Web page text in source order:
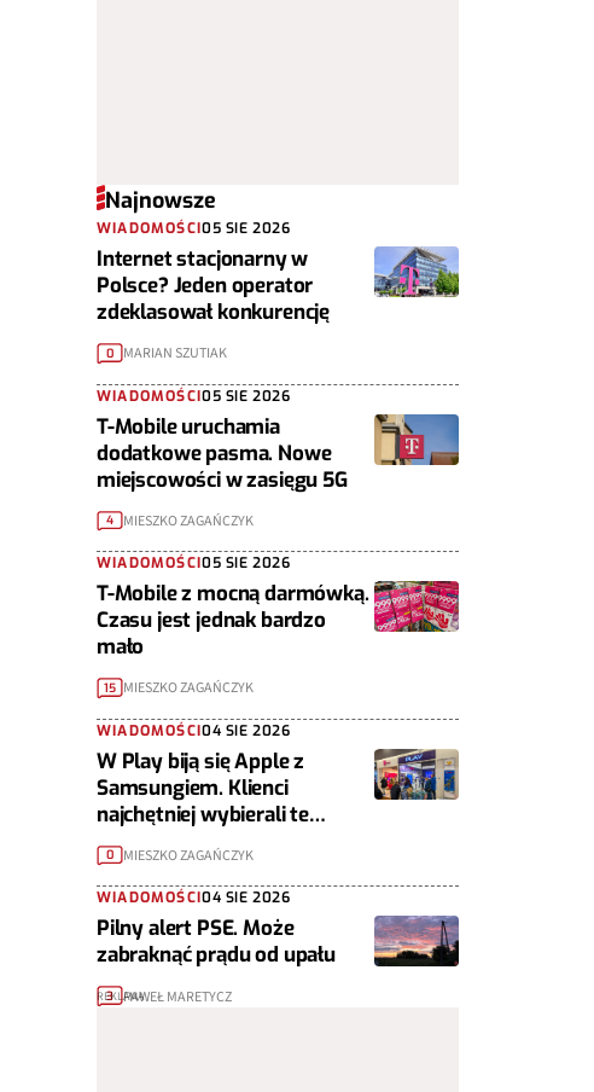
Najnowsze
WIADOMOŚCI05 SIE 2026
Internet stacjonarny w
Polsce? Jeden operator
zdeklasował konkurencję
0 MARIAN SZUTIAK
WIADOMOŚCI05 SIE 2026
T-Mobile uruchamia
dodatkowe pasma. Nowe
miejscowości w zasięgu 5G
4 MIESZKO ZAGAŃCZYK
WIADOMOŚCI05 SIE 2026
T-Mobile z mocną darmówką.
Czasu jest jednak bardzo
mało
15 MIESZKO ZAGAŃCZYK
WIADOMOŚCI04 SIE 2026
W Play biją się Apple z
Samsungiem. Klienci
najchętniej wybierali te
telefony
0 MIESZKO ZAGAŃCZYK
WIADOMOŚCI04 SIE 2026
Pilny alert PSE. Może
zabraknąć prądu od upału
3 PAWEŁ MARETYCZ